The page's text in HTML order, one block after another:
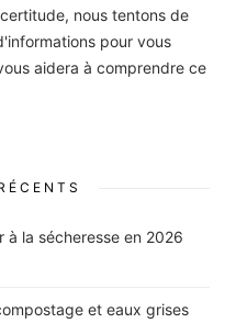
nous tentons de
pour vous
aidera à comprendre ce
à la sécheresse en 2026
et eaux grises